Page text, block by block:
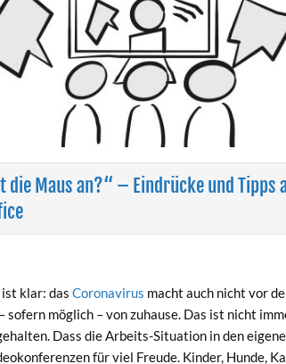
Maus an?“ – Eindrücke und Tipps
ist klar: dasCoronavirus macht auch nicht vor
möglich – von zuhause. Das ist nicht
Dass die Arbeits-Situation in den
für viel Freude. Kinder, Hunde,